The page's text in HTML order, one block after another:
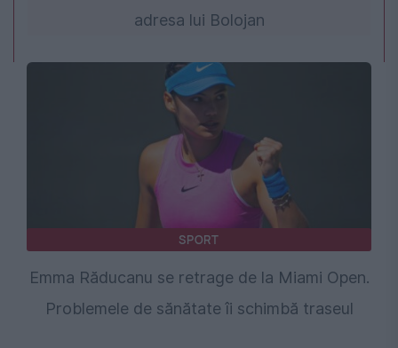
adresa lui Bolojan
SPORT
Emma Răducanu se retrage de la Miami Open.
Problemele de sănătate îi schimbă traseul